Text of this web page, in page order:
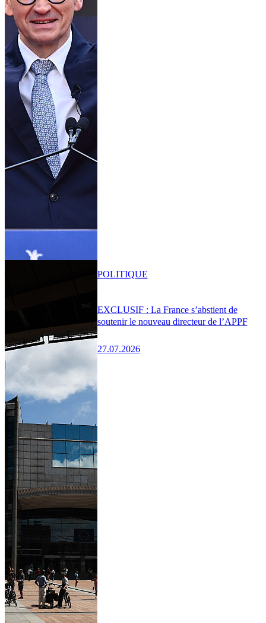
EXCLUSIF : La France s’abstient de
soutenir le nouveau directeur de l’APPF
27.07.2026
POLITIQUE